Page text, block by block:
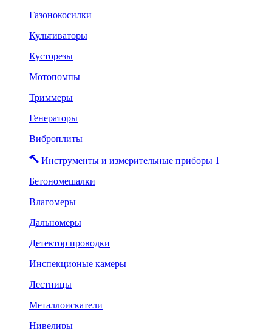
Газонокосилки
Культиваторы
Кусторезы
Мотопомпы
Триммеры
Генераторы
Виброплиты
Инструменты и измерительные приборы 1
Бетономешалки
Влагомеры
Дальномеры
Детектор проводки
Инспекционые камеры
Лестницы
Металлоискатели
Нивелиры